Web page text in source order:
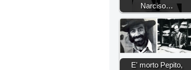
Narciso…
E' morto Pepito,